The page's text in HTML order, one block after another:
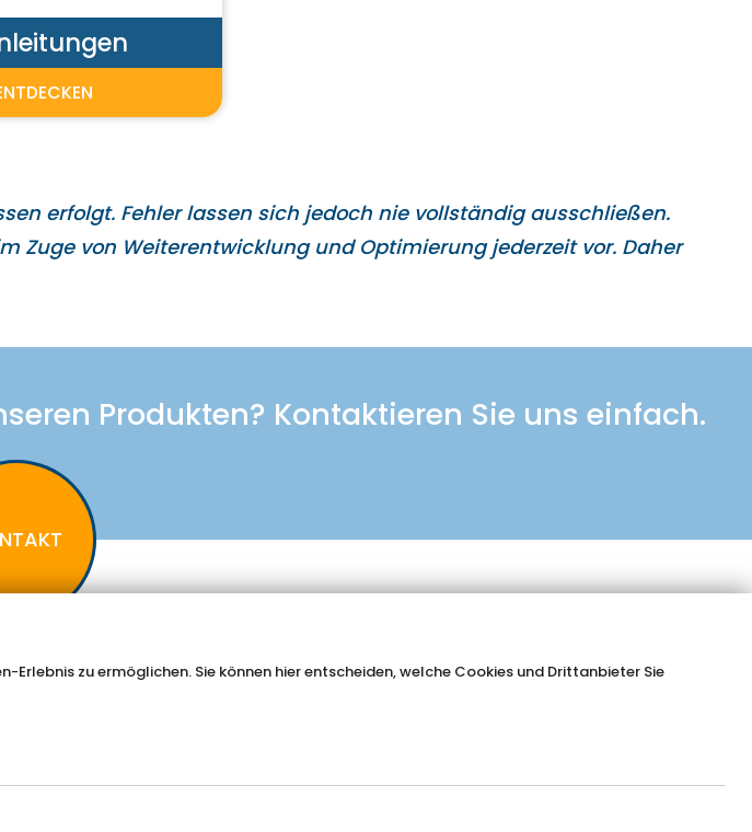
zu ermöglichen. Sie können hier entscheiden, welche Cookies und Drittanbieter Sie
erfolgt. Fehler lassen sich jedoch nie vollständig ausschließen.
Zuge von Weiterentwicklung und Optimierung jederzeit vor. Daher
Produkten? Kontaktieren Sie uns einfach.